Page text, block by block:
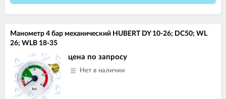
Манометр 4 бар механический HUBERT DY 10-26; DC50; WL
26; WLB 18-35
цена по запросу
Нет в наличии